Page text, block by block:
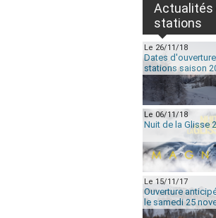
Actualités
stations
Le 26/11/18
Dates
stations saison
Le 06/11/18
Nuit de la Glisse
Le 15/11/17
Ouverture
le samedi 25